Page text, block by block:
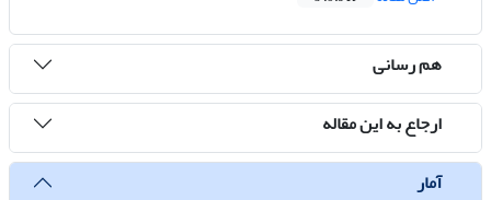
هم رسانی
ارجاع به این مقاله
آمار